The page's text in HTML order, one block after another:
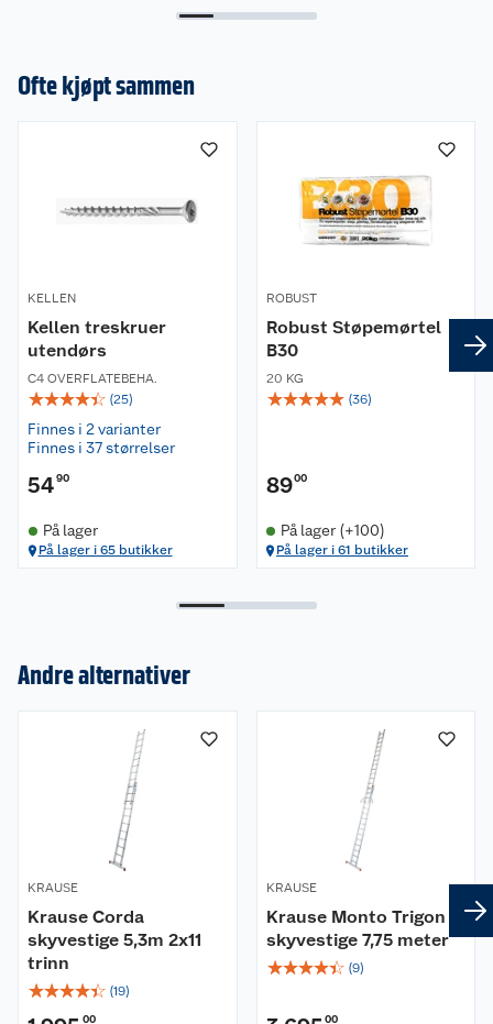
Ofte kjøpt sammen
KELLEN
Kellen treskruer
utendørs
C4 OVERFLATEBEHA.
☆☆☆☆☆ (25)
Finnes i 2 varianter
Finnes i 37 størrelser
5490
På lager
På lager i 65 butikker
ROBUST
Robust Støpemørtel
B30
20 KG
☆☆☆☆☆ (36)
8900
På lager (+100)
På lager i 61 butikker
Andre alternativer
KRAUSE
Krause Corda
skyvestige 5,3m 2x11
trinn
☆☆☆☆☆ (19)
00
KRAUSE
Krause Monto Trigon
skyvestige 7,75 meter
☆☆☆☆☆ (9)
00
Kontakt oss
Retur- og angrerett
Reklamasjon
Ofte stilte spørsmål
Om oss
Våre merkevarer
Kjøpsvilkår
Personvern
Cookies
Lavprisløfte
Åpent kjøp
Hageinspirasjon
Oppussing med utemaling
Oppussing med innemaling